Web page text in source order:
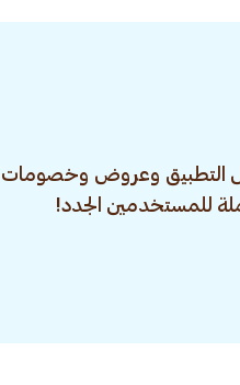
التطبيق وعروض وخصومات
للمستخدمين الجدد!